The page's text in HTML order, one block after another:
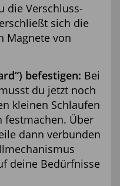
die Verschluss-
sich die
Magnete von
befestigen: Bei
du jetzt noch
kleinen Schlaufen
festmachen. Über
dann verbunden
deine Bedürfnisse